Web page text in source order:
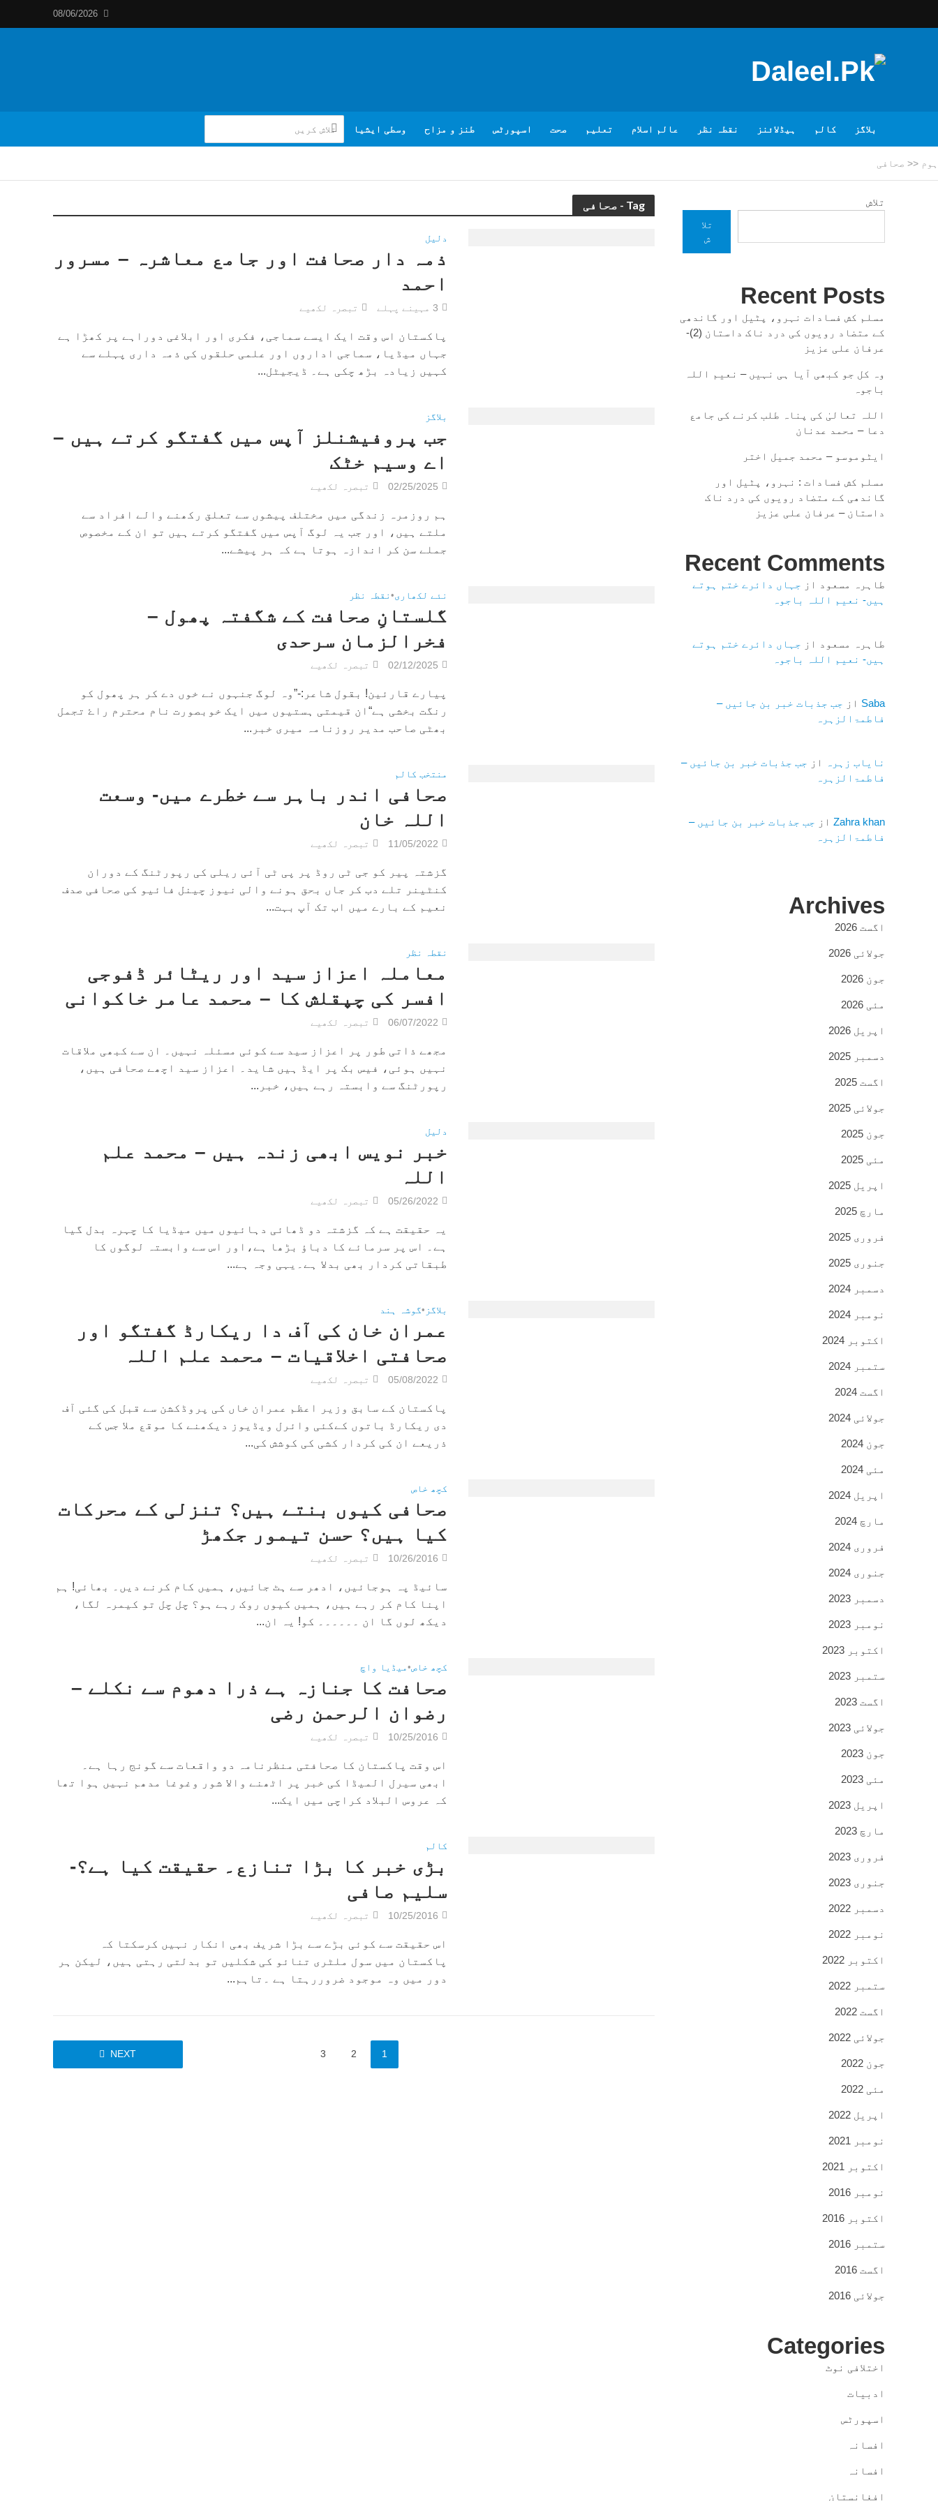
08/06/2026
بلاگز کالم ہیڈلائنز نقطہ نظر عالم اسلام تعلیم صحت اسپورٹس طنز و مزاح وسطی ایشیا
ہوم << صحافی
Tag - صحافی
دلیل
ذمہ دار صحافت اور جامع معاشرہ – مسرور
احمد
3 مہینے پہلے تبصرہ لکھیے
پاکستان اس وقت ایک ایسے سماجی، فکری اور ابلاغی دوراہے پر کھڑا ہے
جہاں میڈیا، سماجی اداروں اور علمی حلقوں کی ذمہ داری پہلے سے
کہیں زیادہ بڑھ چکی ہے۔ ڈیجیٹل...
بلاگز
جب پروفیشنلز آپس میں گفتگو کرتے ہیں –
اے وسیم خٹک
02/25/2025 تبصرہ لکھیے
ہم روزمرہ زندگی میں مختلف پیشوں سے تعلق رکھنے والے افراد سے
ملتے ہیں، اور جب یہ لوگ آپس میں گفتگو کرتے ہیں تو ان کے مخصوص
جملے سن کر اندازہ ہوتا ہے کہ ہر پیشے...
نئے لکھاری• نقطہ نظر
گلستانِ صحافت کے شگفتہ پھول –
فخرالزمان سرحدی
02/12/2025 تبصرہ لکھیے
پیارے قارئین! بقول شاعر:-”وہ لوگ جنہوں نے خوں دے کر ہر پھول کو
رنگت بخشی ہے“ان قیمتی ہستیوں میں ایک خوبصورت نام محترم راۓ تجمل
بھٹی صاحب مدیر روزنامہ میری خبر...
منتخب کالم
صحافی اندر باہر سے خطرے میں- وسعت
اللہ خان
11/05/2022 تبصرہ لکھیے
گزشتہ پیر کو جی ٹی روڈ پر پی ٹی آئی ریلی کی رپورٹنگ کے دوران
کنٹینر تلے دب کر جاں بحق ہونے والی نیوز چینل فائیو کی صحافی صدف
نعیم کے بارے میں اب تک آپ بہت...
نقطہ نظر
معاملہ اعزاز سید اور ریٹائر ڈفوجی
افسر کی چپقلش کا – محمد عامر خاکوانی
06/07/2022 تبصرہ لکھیے
مجھے ذاتی طور پر اعزاز سید سے کوئی مسئلہ نہیں۔ ان سے کبھی ملاقات
نہیں ہوئی، فیس بک پر ایڈ ہیں شاید۔ اعزاز سید اچھے صحافی ہیں،
رپورٹنگ سے وابستہ رہے ہیں، خبر...
دلیل
خبر نویس ابھی زندہ ہیں – محمد علم
اللہ
05/26/2022 تبصرہ لکھیے
یہ حقیقت ہے کہ گزشتہ دو ڈھائی دہائیوں میں میڈیا کا چہرہ بدل گیا
ہے۔ اس پر سرمائے کا دباؤ بڑھا ہے،اور اس سے وابستہ لوگوں کا
طبقاتی کردار بھی بدلا ہے۔یہی وجہ ہے...
بلاگز •گوشہ ہند
عمران خان کی آف دا ریکارڈ گفتگو اور
صحافتی اخلاقیات – محمد علم اللہ
05/08/2022 تبصرہ لکھیے
پاکستان کے سابق وزیر اعظم عمران خاں کی پروڈکشن سے قبل کی گئی آف
دی ریکارڈ باتوں کےکئی وائرل ویڈیوز دیکھنے کا موقع ملا جس کے
ذریعے ان کی کردار کشی کی کوشش کی...
کچھ خاص
صحافی کیوں بنتے ہیں؟ تنزلی کے محرکات
کیا ہیں؟ حسن تیمور جکھڑ
10/26/2016 تبصرہ لکھیے
سائیڈ پہ ہوجائیں، ادھر سے ہٹ جائیں، ہمیں کام کرنے دیں۔ بھائی! ہم
اپنا کام کر رہے ہیں، ہمیں کیوں روک رہے ہو؟ چل چل تو کیمرہ لگا،
دیکھ لوں گا ان ۔۔۔۔۔۔ کو! یہ ان...
کچھ خاص•میڈیا واچ
صحافت کا جنازہ ہے ذرا دھوم سے نکلے –
رضوان الرحمن رضی
10/25/2016 تبصرہ لکھیے
اس وقت پاکستان کا صحافتی منظرنامہ دو واقعات سے گونج رہا ہے۔
ابھی سیرل المیڈا کی خبر پر اٹھنے والا شور وغوغا مدھم نہیں ہوا تھا
کہ عروس البلاد کراچی میں ایک...
کالم
بڑی خبر کا بڑا تنازع۔ حقیقت کیا ہے؟-
سلیم صافی
10/25/2016 تبصرہ لکھیے
اس حقیقت سے کوئی بڑے سے بڑا شریف بھی انکار نہیں کرسکتا کہ
پاکستان میں سول ملٹری تنائو کی شکلیں تو بدلتی رہتی ہیں، لیکن ہر
دور میں وہ موجود ضروررہتا ہے ۔تاہم...
1
2
3
NEXT
تلاش
تلا
ش
Recent Posts
مسلم کش فسادات نہرو، پٹیل اور گاندھی
کے متضاد رویوں کی درد ناک داستان (2)-
عرفان علی عزیز
وہ کل جو کبھی آیا ہی نہیں – نعیم اللہ
باجوہ
اللہ تعالیٰ کی پناہ طلب کرنے کی جامع
دعا – محمد عدنان
ایٹوموسو – محمد جمیل اختر
مسلم کش فسادات : نہرو، پٹیل اور
گاندھی کے متضاد رویوں کی درد ناک
داستان – عرفان علی عزیز
Recent Comments
طاہرہ مسعود از جہاں دائرے ختم ہوتے
ہیں- نعیم اللہ باجوہ
طاہرہ مسعود از جہاں دائرے ختم ہوتے
ہیں- نعیم اللہ باجوہ
Saba از جب جذبات خبر بن جائیں –
فاطمۃالزہرہ
نایاب زہرہ از جب جذبات خبر بن جائیں –
فاطمۃالزہرہ
Zahra khanاز جب جذبات خبر بن جائیں –
فاطمۃالزہرہ
Archives
اگست 2026
جولائی 2026
جون 2026
مئی 2026
اپریل 2026
دسمبر 2025
اگست 2025
جولائی 2025
جون 2025
مئی 2025
اپریل 2025
مارچ 2025
فروری 2025
جنوری 2025
دسمبر 2024
نومبر 2024
اکتوبر 2024
ستمبر 2024
اگست 2024
جولائی 2024
جون 2024
مئی 2024
اپریل 2024
مارچ 2024
فروری 2024
جنوری 2024
دسمبر 2023
نومبر 2023
اکتوبر 2023
ستمبر 2023
اگست 2023
جولائی 2023
جون 2023
مئی 2023
اپریل 2023
مارچ 2023
فروری 2023
جنوری 2023
دسمبر 2022
نومبر 2022
اکتوبر 2022
ستمبر 2022
اگست 2022
جولائی 2022
جون 2022
مئی 2022
اپریل 2022
نومبر 2021
اکتوبر 2021
نومبر 2016
اکتوبر 2016
ستمبر 2016
اگست 2016
جولائی 2016
Categories
اختلافی نوٹ
ادبیات
اسپورٹس
افسانہ
افسانہ
افغانستان